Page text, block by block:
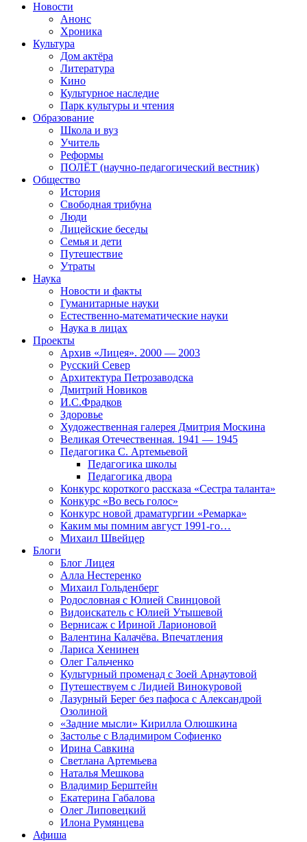
Новости
Анонс
Хроника
Культура
Дом актёра
Литература
Кино
Культурное наследие
Парк культуры и чтения
Образование
Школа и вуз
Учитель
Реформы
ПОЛЁТ (научно-педагогический вестник)
Общество
История
Свободная трибуна
Люди
Лицейские беседы
Семья и дети
Путешествие
Утраты
Наука
Новости и факты
Гуманитарные науки
Естественно-математические науки
Наука в лицах
Проекты
Архив «Лицея». 2000 — 2003
Русский Север
Архитектура Петрозаводска
Дмитрий Новиков
И.С.Фрадков
Здоровье
Художественная галерея Дмитрия Москина
Великая Отечественная. 1941 — 1945
Педагогика С. Артемьевой
Педагогика школы
Педагогика двора
Конкурс короткого рассказа «Сестра таланта»
Конкурс «Во весь голос»
Конкурс новой драматургии «Ремарка»
Каким мы помним август 1991-го…
Михаил Швейцер
Блоги
Блог Лицея
Алла Нестеренко
Михаил Гольденберг
Родословная с Юлией Свинцовой
Видоискатель с Юлией Утышевой
Вернисаж с Ириной Ларионовой
Валентина Калачёва. Впечатления
Лариса Хенинен
Олег Гальченко
Культурный променад с Зоей Арнаутовой
Путешествуем с Лидией Винокуровой
Лазурный Берег без пафоса с Александрой
Озолиной
«Задние мысли» Кирилла Олюшкина
Застолье с Владимиром Софиенко
Ирина Савкина
Светлана Артемьева
Наталья Мешкова
Владимир Берштейн
Екатерина Габалова
Олег Липовецкий
Илона Румянцева
Афиша